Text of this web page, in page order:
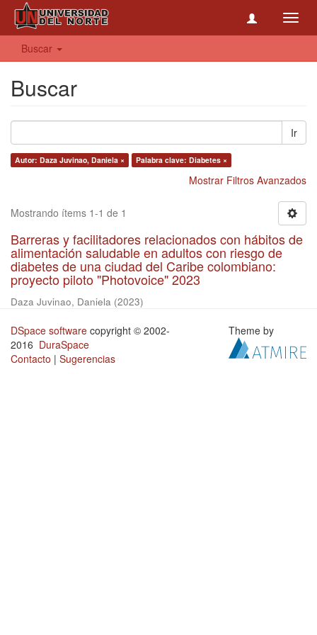
Buscar
Buscar
Ir
Autor: Daza Juvinao, Daniela × Palabra clave: Diabetes ×
Mostrar Filtros Avanzados
Mostrando ítems 1-1 de 1
Barreras y facilitadores relacionados con hábitos de
alimentación saludable en adultos con riesgo de
diabetes de una ciudad del Caribe colombiano:
proyecto piloto "Photovoice" 2023
Daza Juvinao, Daniela (2023)
DSpace software copyright © 2002-
2016 DuraSpace
Contacto | Sugerencias
Theme by